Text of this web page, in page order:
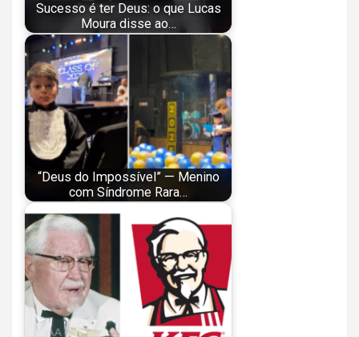
Sucesso é ter Deus: o que Lucas
Moura disse ao…
“Deus do Impossível” — Menino
com Síndrome Rara…